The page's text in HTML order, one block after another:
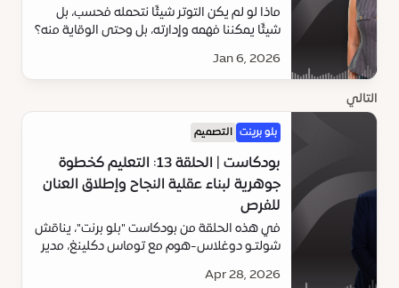
ماذا لو لم يكن التوتر شيئًا نتحمله فحسب، بل
شيئًا يمكننا فهمه وإدارته، بل وحتى الوقاية منه؟
Jan 6, 2026
التالي
بلو برينت التصميم
بودكاست | الحلقة 13: التعليم كخطوة
جوهرية لبناء عقلية النجاح وإطلاق العنان
للفرص
في هذه الحلقة من بودكاست "بلو برنت"، يناقش
شولتـو دوغلاس-هوم مع توماس دكلينغ، مدير
تعزيز الصمود والتنوّع والقدرات البشرية.
Apr 28, 2026